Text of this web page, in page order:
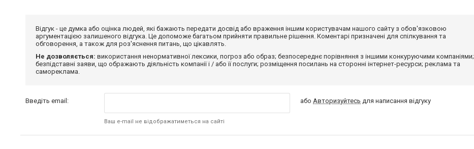
Відгук - це думка або оцінка людей, які бажають передати досвід або враження іншим користувачам нашого сайту з обов'язковою
аргументацією залишеного відгука. Це допоможе багатьом прийняти правильне рішення. Коментарі призначені для спілкування та
обговорення, а також для роз'яснення питань, що цікавлять.
Не дозволяється: використання ненормативної лексики, погроз або образ; безпосереднє порівняння з іншими конкуруючими компаніями;
безпідставні заяви, що ображають діяльність компанії і / або її послуги; розміщення посилань на сторонні інтернет-ресурси; реклама та
самореклама.
Введіть email:
Ваш e-mail не відображатиметься на сайті
абоАвторизуйтесь для написання відгуку